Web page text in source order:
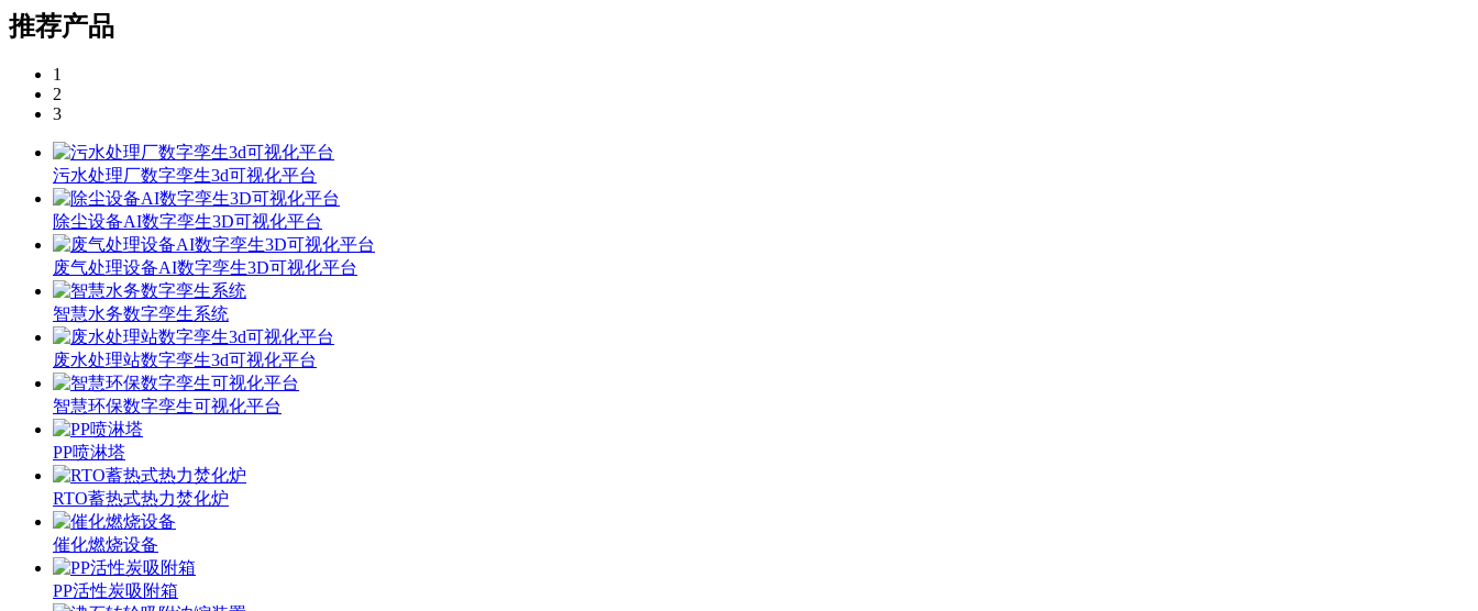
推荐产品
1
2
3
污水处理厂数字孪生3d可视化平台
除尘设备AI数字孪生3D可视化平台
废气处理设备AI数字孪生3D可视化平台
智慧水务数字孪生系统
废水处理站数字孪生3d可视化平台
智慧环保数字孪生可视化平台
PP喷淋塔
RTO蓄热式热力焚化炉
催化燃烧设备
PP活性炭吸附箱